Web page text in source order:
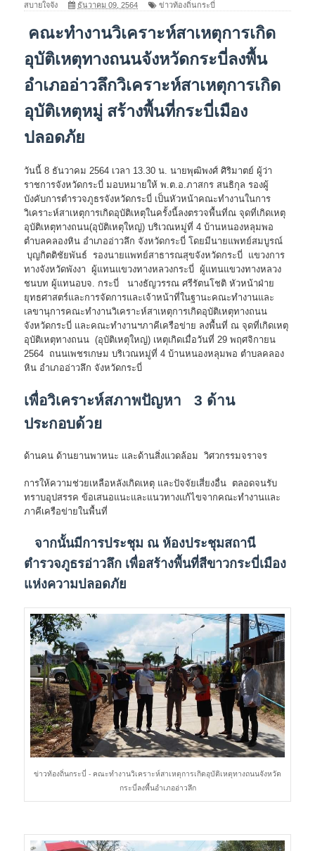
สบายใจจัง ธันวาคม 09, 2564 ข่าวท้องถิ่นกระบี่
คณะทำงานวิเคราะห์สาเหตุการเกิด
อุบัติเหตุทางถนนจังหวัดกระบี่ลงพื้น
อำเภออ่าวลึกวิเคราะห์สาเหตุการเกิด
อุบัติเหตุหมู่ สร้างพื้นที่กระบี่เมือง
ปลอดภัย
วันนี้ 8 ธันวาคม 2564 เวลา 13.30 น. นายพุฒิพงศ์ ศิริมาตย์ ผู้ว่า
ราชการจังหวัดกระบี่ มอบหมายให้ พ.ต.อ.ภาสกร สนธิกุล รองผู้
บังคับการตำรวจภูธรจังหวัดกระบี่ เป็นหัวหน้าคณะทำงานในการ
วิเคราะห์สาเหตุการเกิดอุบัติเหตุในครั้งนี้ลงตรวจพื้นที่ณ จุดที่เกิดเหตุ
อุบัติเหตุทางถนน(อุบัติเหตุใหญ่) บริเวณหมู่ที่ 4 บ้านหนองหลุมพอ
ตำบลคลองหิน อำเภออ่าวลึก จังหวัดกระบี่ โดยมีนายแพทย์สมบูรณ์
บุญกิตติชัยพันธ์ รองนายแพทย์สาธารณสุขจังหวัดกระบี่ แขวงการ
ทางจังหวัดพังงา ผู้แทนแขวงทางหลวงกระบี่ ผู้แทนแขวงทางหลวง
ชนบท ผู้แทนอบจ. กระบี่ นางธัญวรรณ ศรีรัตนโชติ หัวหน้าฝ่าย
ยุทธศาสตร์และการจัดการและเจ้าหน้าที่ในฐานะคณะทำงานและ
เลขานุการคณะทำงานวิเคราะห์สาเหตุการเกิดอุบัติเหตุทางถนน
จังหวัดกระบี่ และคณะทำงานฯภาคีเครือข่าย ลงพื้นที่ ณ จุดที่เกิดเหตุ
อุบัติเหตุทางถนน (อุบัติเหตุใหญ่) เหตุเกิดเมื่อวันที่ 29 พฤศจิกายน
2564 ถนนเพชรเกษม บริเวณหมู่ที่ 4 บ้านหนองหลุมพอ ตำบลคลอง
หิน อำเภออ่าวลึก จังหวัดกระบี่
เพื่อวิเคราะห์สภาพปัญหา 3 ด้าน
ประกอบด้วย
ด้านคน ด้านยานพาหนะ และด้านสิ่งแวดล้อม วิศวกรรมจราจร
การให้ความช่วยเหลือหลังเกิดเหตุ และปัจจัยเสี่ยงอื่น ตลอดจนรับ
ทราบอุปสรรค ข้อเสนอแนะและแนวทางแก้ไขจากคณะทำงานและ
ภาคีเครือข่ายในพื้นที่
จากนั้นมีการประชุม ณ ห้องประชุมสถานี
ตำรวจภูธรอ่าวลึก เพื่อสร้างพื้นที่สีขาวกระบี่เมือง
แห่งความปลอดภัย
ข่าวท้องถิ่นกระบี่ - คณะทำงานวิเคราะห์สาเหตุการเกิดอุบัติเหตุทางถนนจังหวัด
กระบี่ลงพื้นอำเภออ่าวลึก